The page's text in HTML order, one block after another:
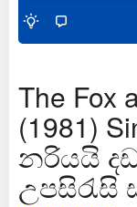
The Fox
(1981)
නරියයි
උපසිරැසි